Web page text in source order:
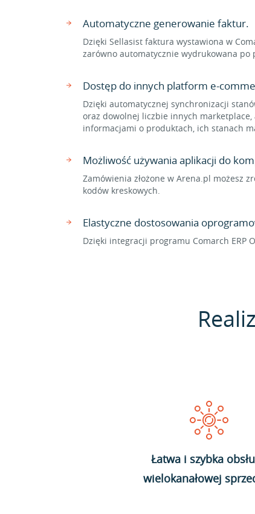
Automatyczne generowanie faktur.
Dzięki Sellasist faktura wystawiona w
zarówno automatycznie wydrukowana po
Dostęp do innych platform e-
Dzięki automatycznej synchronizacji
oraz dowolnej liczbie innych marketplace,
informacjami o produktach, ich stanach
Możliwość używania aplikacji do
Zamówienia złożone w Arena.pl możesz
kodów kreskowych.
Elastyczne dostosowania
Dzięki integracji programu Comarch ERP
Łatwa i szybka
wielokanałowej